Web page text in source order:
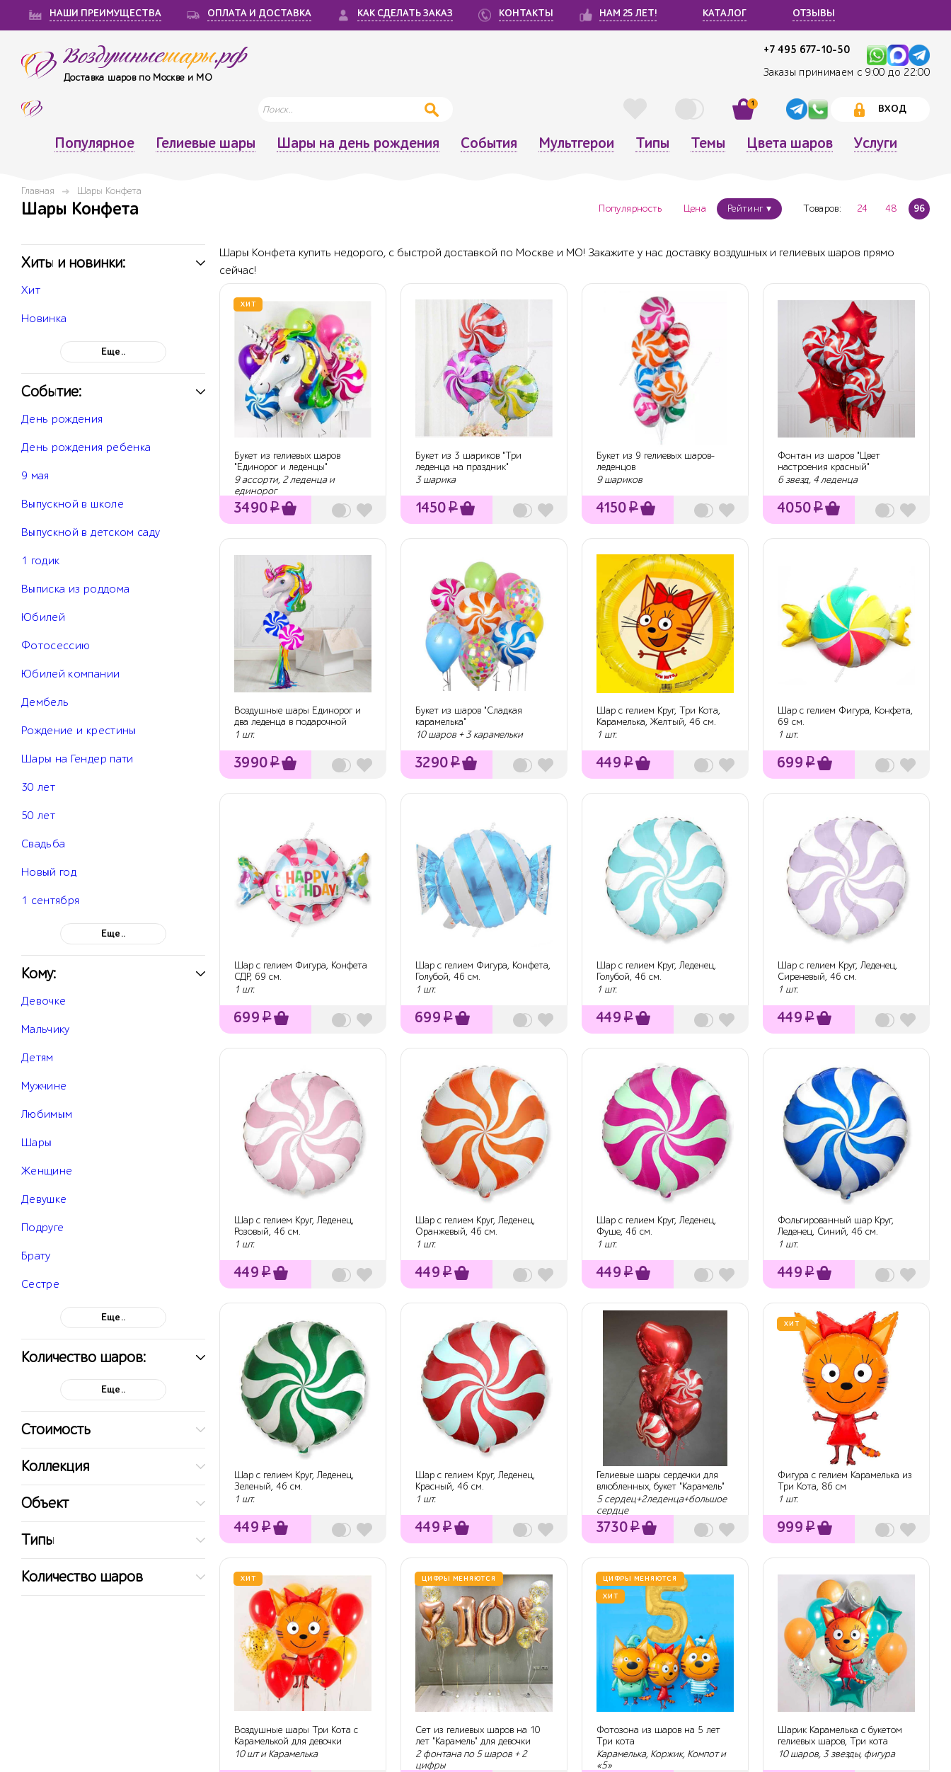
НАШИ ПРЕИМУЩЕСТВА ОПЛАТА И ДОСТАВКА КАК СДЕЛАТЬ ЗАКАЗ КОНТАКТЫ НАМ 25 ЛЕТ! КАТАЛОГ ОТЗЫВЫ
Воздушныешары.рф
Доставка шаров по Москве и МО
+7 495 677-10-50
Заказы принимаем с 9:00 до 22:00
1
ВХОД
Популярное Гелиевые шары Шары на день рождения События Мультгерои Типы Темы Цвета шаров Услуги
Главная Шары Конфета
Шары Конфета Популярность Цена Рейтинг ▾ Товаров: 24 48 96
Хиты и новинки:
Хит
Новинка
Еще..
Событие:
День рождения
День рождения ребенка
9 мая
Выпускной в школе
Выпускной в детском саду
1 годик
Выписка из роддома
Юбилей
Фотосессию
Юбилей компании
Дембель
Рождение и крестины
Шары на Гендер пати
30 лет
50 лет
Свадьба
Новый год
1 сентября
Еще..
Кому:
Девочке
Мальчику
Детям
Мужчине
Любимым
Шары
Женщине
Девушке
Подруге
Брату
Сестре
Еще..
Количество шаров:
Еще..
Стоимость
Коллекция
Объект
Типы
Количество шаров
Шары Конфета купить недорого, с быстрой доставкой по Москве и МО! Закажите у нас доставку воздушных и гелиевых шаров прямо
сейчас!
ХИТ
Букет из гелиевых шаров
"Единорог и леденцы"
9 ассорти, 2 леденца и
единорог
3490₽
Букет из 3 шариков "Три
леденца на праздник"
3 шарика
1450₽
Букет из 9 гелиевых шаров-
леденцов
9 шариков
4150₽
Фонтан из шаров "Цвет
настроения красный"
6 звезд, 4 леденца
4050₽
Воздушные шары Единорог и
два леденца в подарочной
коробке
1 шт.
3990₽
Букет из шаров "Сладкая
карамелька"
10 шаров + 3 карамельки
3290₽
Шар с гелием Круг, Три Кота,
Карамелька, Желтый, 46 см.
1 шт.
449 ₽
Шар с гелием Фигура, Конфета,
69 см.
1 шт.
699 ₽
Шар с гелием Фигура, Конфета
СДР, 69 см.
1 шт.
699 ₽
Шар с гелием Фигура, Конфета,
Голубой, 46 см.
1 шт.
699 ₽
Шар с гелием Круг, Леденец,
Голубой, 46 см.
1 шт.
449 ₽
Шар с гелием Круг, Леденец,
Сиреневый, 46 см.
1 шт.
449 ₽
Шар с гелием Круг, Леденец,
Розовый, 46 см.
1 шт.
449 ₽
Шар с гелием Круг, Леденец,
Оранжевый, 46 см.
1 шт.
449 ₽
Шар с гелием Круг, Леденец,
Фуше, 46 см.
1 шт.
449 ₽
Фольгированный шар Круг,
Леденец, Синий, 46 см.
1 шт.
449 ₽
Шар с гелием Круг, Леденец,
Зеленый, 46 см.
1 шт.
449 ₽
Шар с гелием Круг, Леденец,
Красный, 46 см.
1 шт.
449 ₽
Гелиевые шары сердечки для
влюбленных, букет "Карамель"
5 сердец+2леденца+большое
сердце
3730₽
ХИТ
Фигура с гелием Карамелька из
Три Кота, 86 см
1 шт.
999 ₽
ХИТ
Воздушные шары Три Кота с
Карамелькой для девочки
10 шт и Карамелька
ЦИФРЫ МЕНЯЮТСЯ
Сет из гелиевых шаров на 10
лет "Карамель" для девочки
2 фонтана по 5 шаров + 2
цифры
ЦИФРЫ МЕНЯЮТСЯ
ХИТ
Фотозона из шаров на 5 лет
Три кота
Карамелька, Коржик, Компот и
«5»
Шарик Карамелька с букетом
гелиевых шаров, Три кота
10 шаров, 3 звезды, фигура